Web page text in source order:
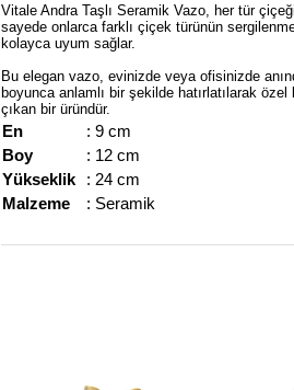
Vitale Andra Taşlı Seramik Vazo, her tür
sayede onlarca farklı çiçek türünün
kolayca uyum sağlar.
Bu elegan vazo, evinizde veya ofisinizde
boyunca anlamlı bir şekilde hatırlatılarak
çıkan bir üründür.
En
: 9 cm
Boy
: 12 cm
Yükseklik
: 24 cm
Malzeme
: Seramik